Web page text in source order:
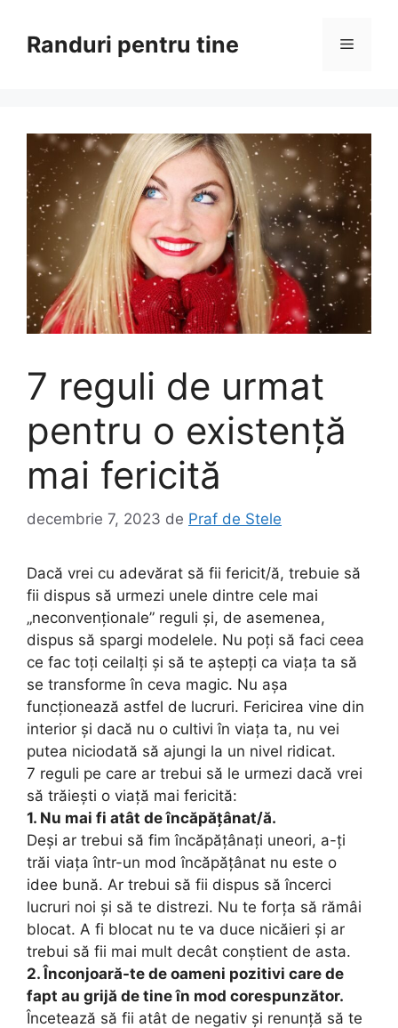
conținutRanduri pentru tine Meniu
7 reguli de urmat
pentru o existență
mai fericită
decembrie 7, 2023 de Praf de Stele
Dacă vrei cu adevărat să fii fericit/ă, trebuie să
fii dispus să urmezi unele dintre cele mai
„neconvenționale” reguli și, de asemenea,
dispus să spargi modelele. Nu poți să faci ceea
ce fac toți ceilalți și să te aștepți ca viața ta să
se transforme în ceva magic. Nu așa
funcționează astfel de lucruri. Fericirea vine din
interior și dacă nu o cultivi în viața ta, nu vei
putea niciodată să ajungi la un nivel ridicat.
7 reguli pe care ar trebui să le urmezi dacă vrei
să trăiești o viață mai fericită:
1. Nu mai fi atât de încăpățânat/ă.
Deși ar trebui să fim încăpățânați uneori, a-ți
trăi viața într-un mod încăpățânat nu este o
idee bună. Ar trebui să fii dispus să încerci
lucruri noi și să te distrezi. Nu te forța să rămâi
blocat. A fi blocat nu te va duce nicăieri și ar
trebui să fii mai mult decât conștient de asta.
2. Înconjoară-te de oameni pozitivi care de
fapt au grijă de tine în mod corespunzător.
Încetează să fii atât de negativ și renunță să te